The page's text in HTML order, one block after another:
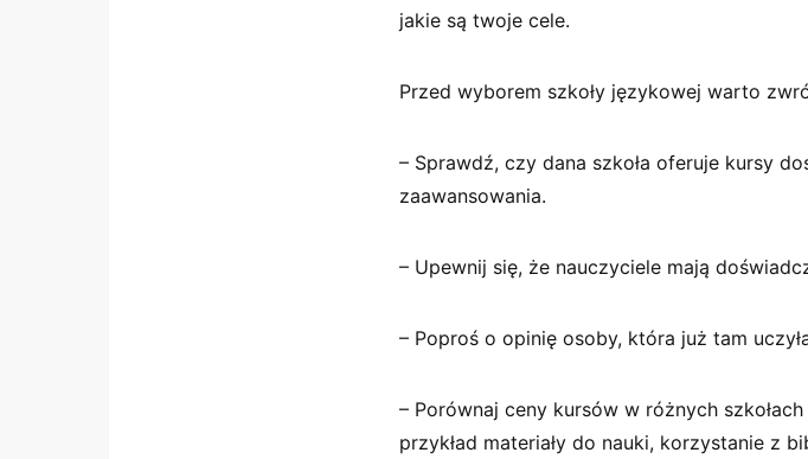
jakie są twoje cele.
Przed wyborem szkoły językowej warto
– Sprawdź, czy dana szkoła oferuje kursy
zaawansowania.
– Upewnij się, że nauczyciele mają
– Poproś o opinię osoby, która już tam
– Porównaj ceny kursów w różnych
przykład materiały do nauki, korzystanie z